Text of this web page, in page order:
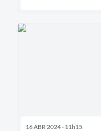
16 ABR 2024 - 11h15